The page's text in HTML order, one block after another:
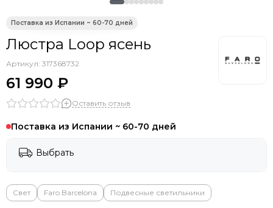
Люстра Loop ясень
Артикул: 317368732
61 990 ₽
Оставить отзыв
Поставка из Испании ~ 60-70 дней
Выбрать
Свет Faro Barcelona Подвесные светильники